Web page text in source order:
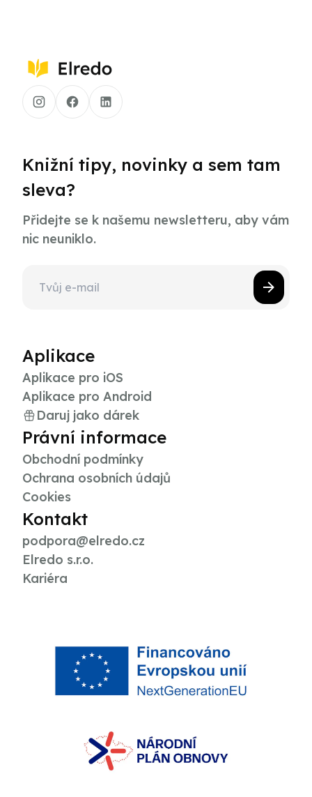
Knižní tipy, novinky a sem tam
sleva?
Přidejte se k našemu newsletteru, aby vám
nic neuniklo.
Aplikace
Aplikace pro iOS
Aplikace pro Android
Daruj jako dárek
Právní informace
Obchodní podmínky
Ochrana osobních údajů
Cookies
Kontakt
podpora@elredo.cz
Elredo s.r.o.
Kariéra